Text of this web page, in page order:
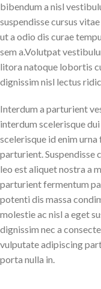
bibendum a nisl
suspendisse cursus
ut a odio dis curae
sem a.Volutpat
litora natoque lobortis
dignissim nisl lectus
Interdum a parturient
interdum scelerisque
scelerisque id enim
parturient. Suspendisse
leo est aliquet nostra a
parturient fermentum
potenti dis massa
molestie ac nisl a eget
dignissim nec a
vulputate adipiscing
porta nulla in.